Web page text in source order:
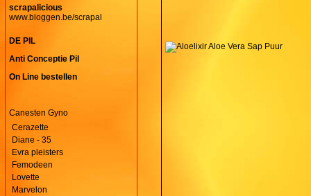
scrapalicious
www.bloggen.be/scrapal
DE PIL
Anti Conceptie Pil
On Line bestellen
Canesten Gyno
Cerazette
Diane - 35
Evra pleisters
Femodeen
Lovette
Marvelon